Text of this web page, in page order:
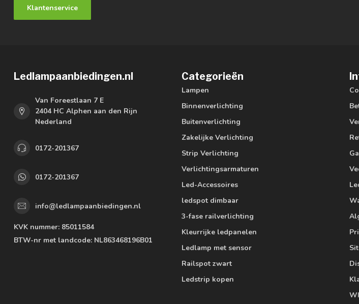
Klantenservice
Ledlampaanbiedingen.nl
Van Foreestlaan 7 E
2404 HC Alphen aan den Rijn
Nederland
0172-201367
0172-201367
info@ledlampaanbiedingen.nl
KVK nummer: 85011584
BTW-nr met landcode: NL863468196B01
Categorieën
Lampen
Binnenverlichting
Buitenverlichting
Zakelijke Verlichting
Strip Verlichting
Verlichtingsarmaturen
Led-Accessoires
ledspot dimbaar
3-fase railverlichting
Kleurrijke ledpanelen
Ledlamp met sensor
Railspot zwart
Ledstrip kopen